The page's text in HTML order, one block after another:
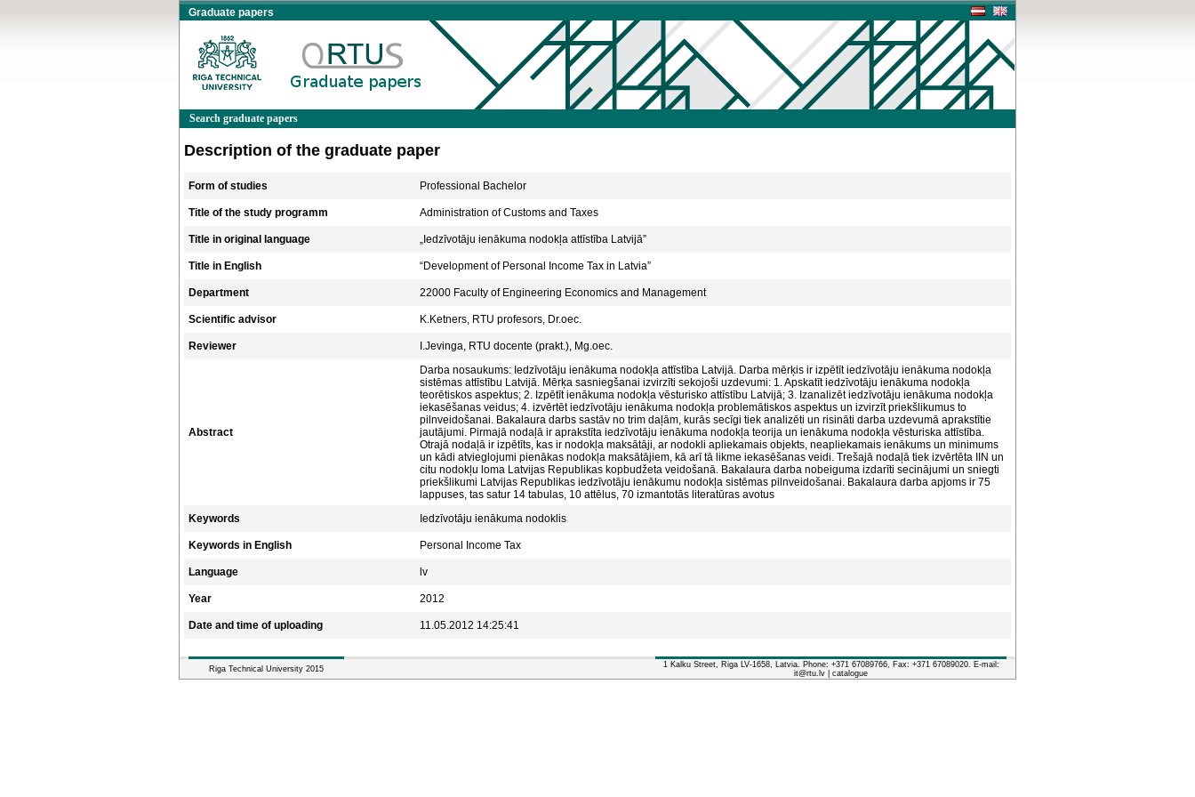
Graduate papers
Search graduate papers
Description of the graduate paper
Form of studies Professional Bachelor
Title of the study programm Administration of Customs and Taxes
Title in original language „Iedzīvotāju ienākuma nodokļa attīstība Latvijā”
Title in English “Development of Personal Income Tax in Latvia”
Department 22000 Faculty of Engineering Economics and Management
Scientific advisor K.Ketners, RTU profesors, Dr.oec.
Reviewer I.Jevinga, RTU docente (prakt.), Mg.oec.
Abstract
Darba nosaukums: Iedzīvotāju ienākuma nodokļa attīstība Latvijā. Darba mērķis ir izpētīt iedzīvotāju ienākuma nodokļa
sistēmas attīstību Latvijā. Mērķa sasniegšanai izvirzīti sekojoši uzdevumi: 1. Apskatīt iedzīvotāju ienākuma nodokļa
teorētiskos aspektus; 2. Izpētīt ienākuma nodokļa vēsturisko attīstību Latvijā; 3. Izanalizēt iedzīvotāju ienākuma nodokļa
iekasēšanas veidus; 4. izvērtēt iedzīvotāju ienākuma nodokļa problemātiskos aspektus un izvirzīt priekšlikumus to
pilnveidošanai. Bakalaura darbs sastāv no trim daļām, kurās secīgi tiek analizēti un risināti darba uzdevumā aprakstītie
jautājumi. Pirmajā nodaļā ir aprakstīta iedzīvotāju ienākuma nodokļa teorija un ienākuma nodokļa vēsturiska attīstība.
Otrajā nodaļā ir izpētīts, kas ir nodokļa maksātāji, ar nodokli apliekamais objekts, neapliekamais ienākums un minimums
un kādi atvieglojumi pienākas nodokļa maksātājiem, kā arī tā likme iekasēšanas veidi. Trešajā nodaļā tiek izvērtēta IIN un
citu nodokļu loma Latvijas Republikas kopbudžeta veidošanā. Bakalaura darba nobeiguma izdarīti secinājumi un sniegti
priekšlikumi Latvijas Republikas iedzīvotāju ienākumu nodokļa sistēmas pilnveidošanai. Bakalaura darba apjoms ir 75
lappuses, tas satur 14 tabulas, 10 attēlus, 70 izmantotās literatūras avotus
Keywords
Iedzīvotāju ienākuma nodoklis
Keywords in English Personal Income Tax
Language lv
Year 2012
Date and time of uploading 11.05.2012 14:25:41
Riga Technical University 2015
1 Kalku Street, Riga LV-1658, Latvia. Phone: +371 67089766, Fax: +371 67089020. E-mail:
it@rtu.lv | catalogue